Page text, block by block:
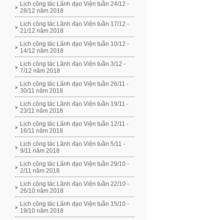
Lịch công tác Lãnh đạo Viện tuần 24/12 -
28/12 năm 2018
Lịch công tác Lãnh đạo Viện tuần 17/12 -
21/12 năm 2018
Lịch công tác Lãnh đạo Viện tuần 10/12 -
14/12 năm 2018
Lịch công tác Lãnh đạo Viện tuần 3/12 -
7/12 năm 2018
Lịch công tác Lãnh đạo Viện tuần 26/11 -
30/11 năm 2018
Lịch công tác Lãnh đạo Viện tuần 19/11 -
23/11 năm 2018
Lịch công tác Lãnh đạo Viện tuần 12/11 -
16/11 năm 2018
Lịch công tác Lãnh đạo Viện tuần 5/11 -
9/11 năm 2018
Lịch công tác Lãnh đạo Viện tuần 29/10 -
2/11 năm 2018
Lịch công tác Lãnh đạo Viện tuần 22/10 -
26/10 năm 2018
Lịch công tác Lãnh đạo Viện tuần 15/10 -
19/10 năm 2018